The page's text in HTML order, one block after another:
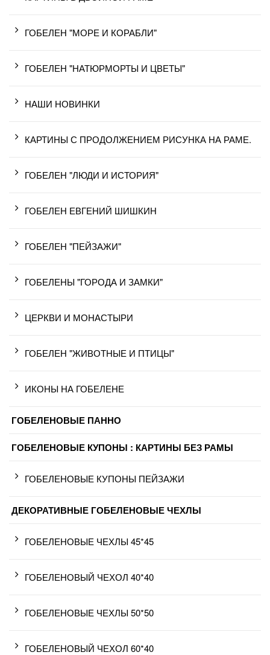
ГОБЕЛЕН "МОРЕ И КОРАБЛИ"
ГОБЕЛЕН "НАТЮРМОРТЫ И ЦВЕТЫ"
НАШИ НОВИНКИ
КАРТИНЫ С ПРОДОЛЖЕНИЕМ РИСУНКА НА РАМЕ.
ГОБЕЛЕН "ЛЮДИ И ИСТОРИЯ"
ГОБЕЛЕН ЕВГЕНИЙ ШИШКИН
ГОБЕЛЕН "ПЕЙЗАЖИ"
ГОБЕЛЕНЫ "ГОРОДА И ЗАМКИ"
ЦЕРКВИ И МОНАСТЫРИ
ГОБЕЛЕН "ЖИВОТНЫЕ И ПТИЦЫ"
ИКОНЫ НА ГОБЕЛЕНЕ
ГОБЕЛЕНОВЫЕ ПАННО
ГОБЕЛЕНОВЫЕ КУПОНЫ : КАРТИНЫ БЕЗ РАМЫ
ГОБЕЛЕНОВЫЕ КУПОНЫ ПЕЙЗАЖИ
ДЕКОРАТИВНЫЕ ГОБЕЛЕНОВЫЕ ЧЕХЛЫ
ГОБЕЛЕНОВЫЕ ЧЕХЛЫ 45*45
ГОБЕЛЕНОВЫЙ ЧЕХОЛ 40*40
ГОБЕЛЕНОВЫЕ ЧЕХЛЫ 50*50
ГОБЕЛЕНОВЫЙ ЧЕХОЛ 60*40